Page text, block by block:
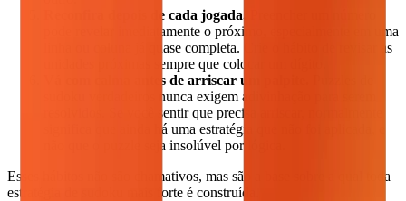
Reconfira depois de cada jogada.
pode revelar imediatamente o próximo, especialmente em uma
linha ou coluna já quase completa. Crie o hábito de revisar as
unidades próximas sempre que colocar um dígito.
Vá com calma antes de arriscar um palpite.
sudoku verdadeiros nunca exigem adivinhação para serem
resolvidos. Se você sentir que precisa arriscar, normalmente
significa que ainda há uma estratégia que não foi aplicada, e
não que o puzzle seja insolúvel por lógica.
Esses hábitos não são chamativos, mas são a base sobre a qual toda
estratégia de sudoku mais forte é construída.